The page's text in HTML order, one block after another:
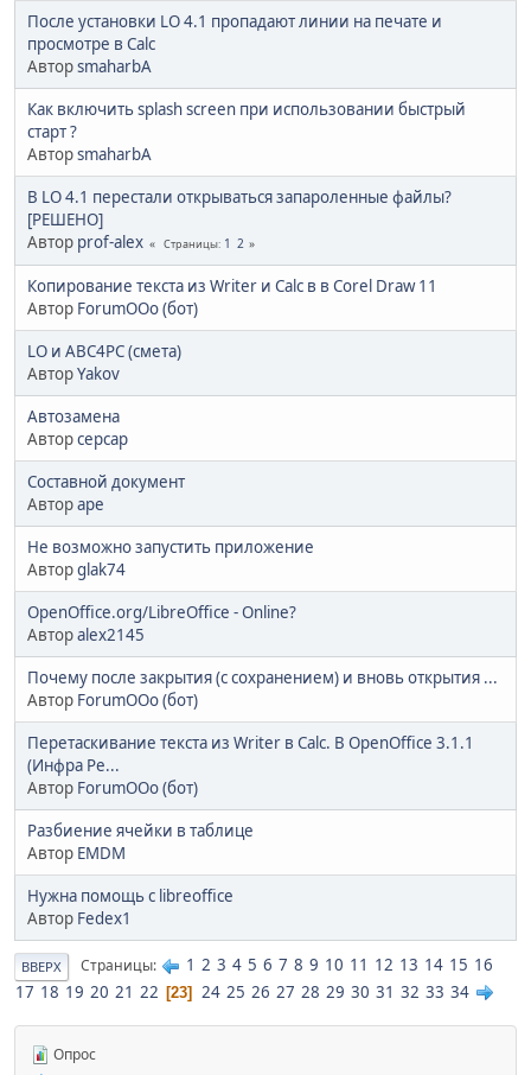
После установки LO 4.1 пропадают линии на печате и
просмотре в Calc
АвторsmaharbA
Как включить splash screen при использовании быстрый
старт ?
АвторsmaharbA
В LO 4.1 перестали открываться запароленные файлы?
[РЕШЕНО]
Автор prof-alex Страницы 1 2
Копирование текста из Writer и Calc в в Corel Draw 11
Автор ForumOOo (бот)
LO и АВС4PC (смета)
АвторYakov
Автозамена
Авторcepcap
Составной документ
Авторape
Не возможно запустить приложение
Авторglak74
OpenOffice.org/LibreOffice - Online?
Авторalex2145
Почему после закрытия (с сохранением) и вновь открытия ...
Автор ForumOOo (бот)
Перетаскивание текста из Writer в Calc. В OpenOffice 3.1.1
(Инфра Ре...
Автор ForumOOo (бот)
Разбиение ячейки в таблице
Автор EMDM
Нужна помощь с libreoffice
Автор Fedex1
ВВЕРХ Страницы 1 2 3 4 5 6 7 8 9 10 11 12 13 14 15 16
17 18 19 20 21 22 23 24 25 26 27 28 29 30 31 32 33 34
Опрос